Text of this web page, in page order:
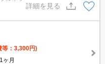
詳細を見る
等：3,300円)
1ヶ月